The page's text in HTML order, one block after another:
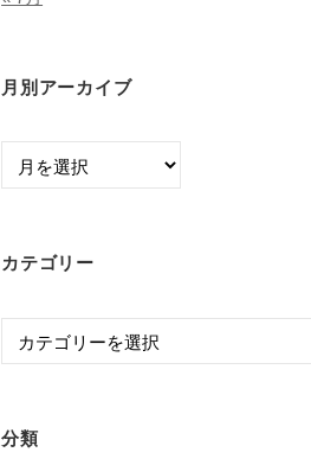
月別アーカイブ
月
カ
カテゴリー
カ
ー
分類